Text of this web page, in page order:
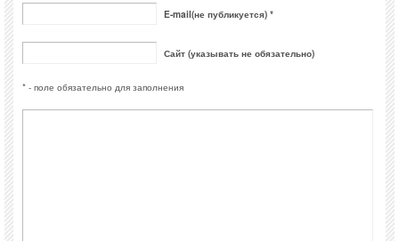
E-mail(не публикуется) *
Сайт (указывать не обязательно)
* - поле обязательно для заполнения